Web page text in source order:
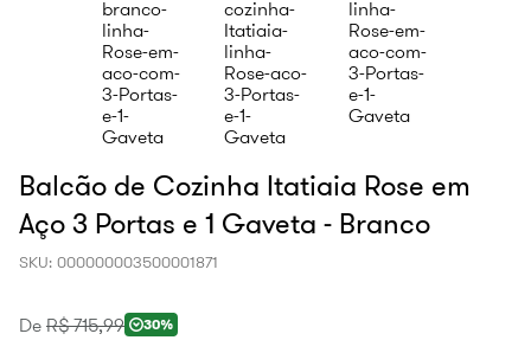
Balcão de Cozinha Itatiaia Rose em
Aço 3 Portas e 1 Gaveta - Branco
SKU: 000000003500001871
De R$ 715,99 30%